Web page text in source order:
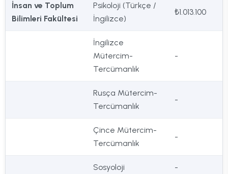
İnsan ve Toplum
Bilimleri Fakültesi
Psikoloji (Türkçe /
İngilizce)
₺1.013.100
İngilizce
Mütercim-
Tercümanlık
-
Rusça Mütercim-
Tercümanlık
-
Çince Mütercim-
Tercümanlık
-
Sosyoloji -